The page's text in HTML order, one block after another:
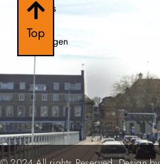
Top
Nieuws
112
meldingen